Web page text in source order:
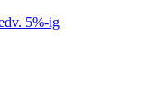
5%-ig